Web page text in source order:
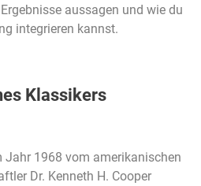
aussagen und wie du
integrieren kannst.
Klassikers
Jahr 1968 vom amerikanischen
Dr. Kenneth H. Cooper